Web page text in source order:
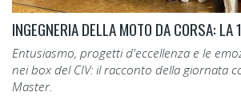
Entusiasmo, progetti d'eccellenza e le
nei box del CIV: il racconto della giornata
Master.